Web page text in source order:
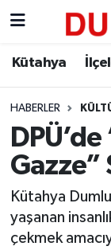
Kütahya
HABERLER
Gazze”
Kütahya
yaşanan
çekmek
Asayiş
Diğer
Dünya
Ekonomi
Kütahya
Kütahya
Süper Lig
Son